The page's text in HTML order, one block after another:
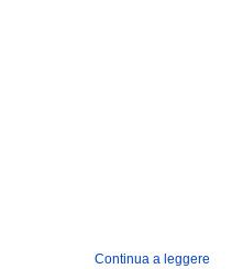
Continua a leggere